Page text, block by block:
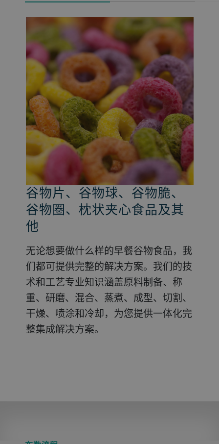
谷物片、谷物球、谷物脆、
谷物圈、枕状夹心食品及其
他
无论想要做什么样的早餐谷物食品，我
们都可提供完整的解决方案。我们的技
术和工艺专业知识涵盖原料制备、称
重、研磨、混合、蒸煮、成型、切割、
干燥、喷涂和冷却，为您提供一体化完
整集成解决方案。
间接膨化早餐谷物食品
我们可帮助您生产多谷物片或玉米片，
使用传统分批蒸煮或挤压成型工艺，以
适应您的产品和市场。我们的解决方案
包括喷涂糖浆和类似于坚果粉的调味添
加剂。
适用于谷兰诺拉的混合和烘
焙生产线
我们可为您的谷兰诺拉生产提供完整的
混合和烘焙生产线，包括不同程度的自
动化，以涵盖配方管理、产品追溯或生
产统计数据记录或遵守当地法规等功
能。
早餐谷物食品的无限可能
利用我们先进的 布勒 Cerex 膨化技术
将小麦、大米、玉米、藜麦和苋米等谷
物变成轻盈膨松的早餐谷物食品。膨化
可以改善口感、促进消化、延长保质
期，并且支持清洁标签产品。无论是传
统谷物，还是有机谷物、无面筋谷物或
是高蛋白谷物，所有谷物均采用精确、
一致且高效节能的方式膨化，使您的产